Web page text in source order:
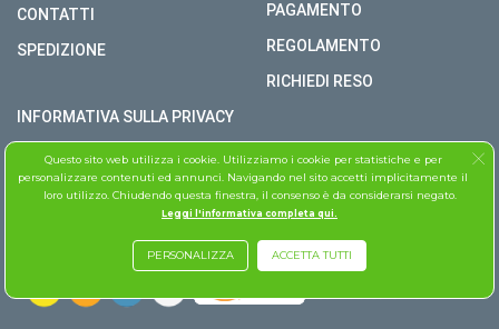
CONTATTI
SPEDIZIONE
PAGAMENTO
REGOLAMENTO
RICHIEDI RESO
INFORMATIVA SULLA PRIVACY
COPYRIGHT © BIERRE STORE S.R.L. P.I. 02979990609
TUTTI I DIRITTI RISERVATI
ASSISTENZA FOLLETTO
Questo sito web utilizza i cookie. Utilizziamo i cookie per statistiche e per
personalizzare contenuti ed annunci. Navigando nel sito accetti implicitamente il
loro utilizzo. Chiudendo questa finestra, il consenso è da considerarsi negato.
Leggi l'informativa completa qui.
PERSONALIZZA ACCETTA TUTTI